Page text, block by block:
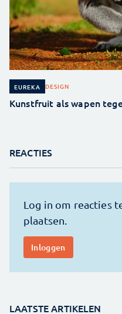
EUREKA DESIGN
Kunstfruit als wapen
REACTIES
LAATSTE ARTIKELEN